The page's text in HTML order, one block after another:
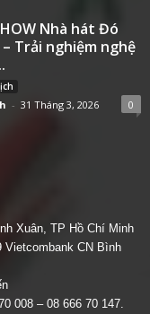
Nhà hát Đó
Trải nghiệm nghệ
- 31 Tháng 3, 2026 0
Xuân, TP Hồ Chí Minh
Vietcombank CN Bình
008 – 08 666 70 147.